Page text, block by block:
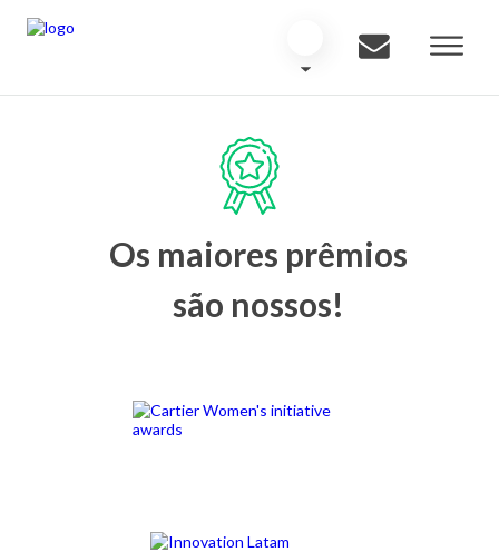
Os maiores prêmios
são nossos!